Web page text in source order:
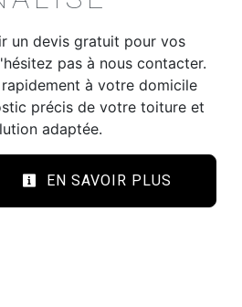
un devis gratuit pour vos
pas à nous contacter.
à votre domicile
précis de votre toiture et
adaptée.
EN SAVOIR PLUS